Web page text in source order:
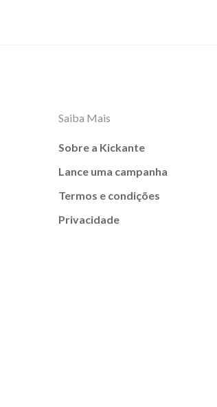
Saiba Mais
Sobre a Kickante
Lance uma campanha
Termos e condições
Privacidade